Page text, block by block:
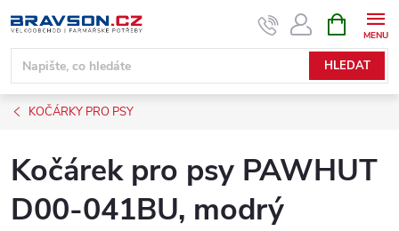
na
obsah
HLEDAT
NÁKUPNÍ
KOŠÍK
KOČÁRKY PRO PSY
Kočárek pro psy PAWHUT
D00-041BU, modrý